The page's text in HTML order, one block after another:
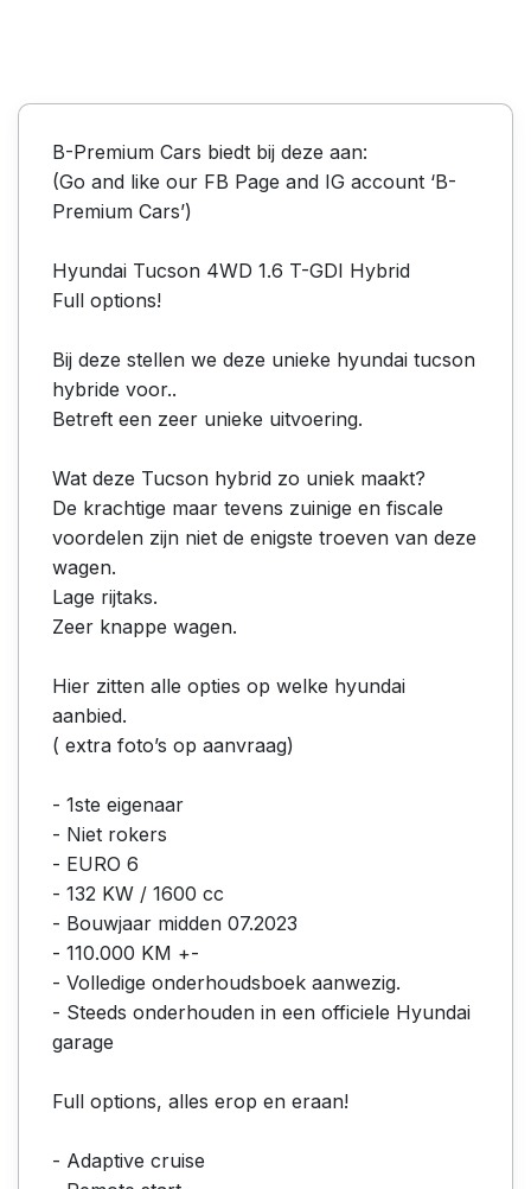
B-Premium Cars biedt bij deze aan:
(Go and like our FB Page and IG account ‘B-
Premium Cars’)
Hyundai Tucson 4WD 1.6 T-GDI Hybrid
Full options!
Bij deze stellen we deze unieke hyundai tucson
hybride voor..
Betreft een zeer unieke uitvoering.
Wat deze Tucson hybrid zo uniek maakt?
De krachtige maar tevens zuinige en fiscale
voordelen zijn niet de enigste troeven van deze
wagen.
Lage rijtaks.
Zeer knappe wagen.
Hier zitten alle opties op welke hyundai
aanbied.
( extra foto’s op aanvraag)
- 1ste eigenaar
- Niet rokers
- EURO 6
- 132 KW / 1600 cc
- Bouwjaar midden 07.2023
- 110.000 KM +-
- Volledige onderhoudsboek aanwezig.
- Steeds onderhouden in een officiele Hyundai
garage
Full options, alles erop en eraan!
- Adaptive cruise